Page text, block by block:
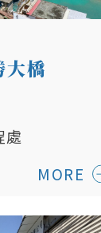
大橋
處
MORE